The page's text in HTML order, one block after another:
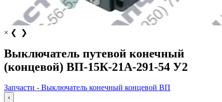
× ❮ ❯
Выключатель путевой конечный
(концевой) ВП-15К-21А-291-54 У2
Запчасти - Выключатель конечный концевой ВП
‹